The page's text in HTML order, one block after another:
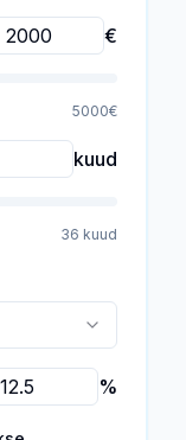
€
5000€
kuud
36 kuud
%